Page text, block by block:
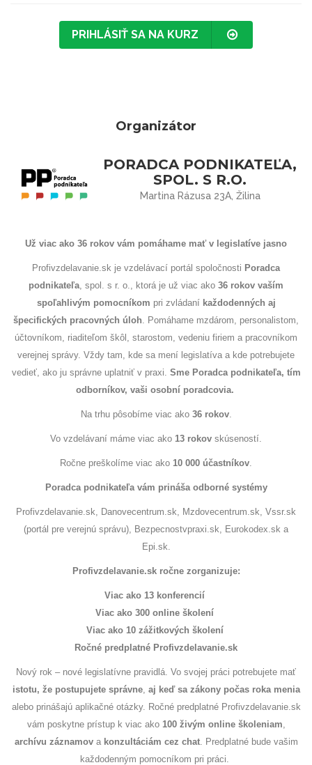
PRIHLÁSIŤ SA NA KURZ
Organizátor
PORADCA PODNIKATEĽA,
SPOL. S R.O.
Martina Rázusa 23A, Žilina
Už viac ako 36 rokov vám pomáhame mať v legislatíve jasno
Profivzdelavanie.sk je vzdelávací portál spoločnosti Poradca
podnikateľa , spol. s r. o., ktorá je už viac ako 36 rokov vaším
spoľahlivým pomocníkom pri zvládaní každodenných aj
špecifických pracovných úloh . Pomáhame mzdárom, personalistom,
účtovníkom, riaditeľom škôl, starostom, vedeniu firiem a pracovníkom
verejnej správy. Vždy tam, kde sa mení legislatíva a kde potrebujete
vedieť, ako ju správne uplatniť v praxi. Sme Poradca podnikateľa, tím
odborníkov, vaši osobní poradcovia.
Na trhu pôsobíme viac ako 36 rokov.
Vo vzdelávaní máme viac ako 13 rokov skúseností.
Ročne preškolíme viac ako 10 000 účastníkov
Poradca podnikateľa vám prináša odborné systémy
Profivzdelavanie.sk, Danovecentrum.sk, Mzdovecentrum.sk, Vssr.sk
(portál pre verejnú správu), Bezpecnostvpraxi.sk, Eurokodex.sk a
Epi.sk.
Profivzdelavanie.sk ročne zorganizuje:
Viac ako 13 konferencií
Viac ako 300 online školení
Viac ako 10 zážitkových školení
Ročné predplatné Profivzdelavanie.sk
Nový rok – nové legislatívne pravidlá. Vo svojej práci potrebujete mať
istotu, že postupujete správne, aj keď sa zákony počas roka menia
alebo prinášajú aplikačné otázky. Ročné predplatné Profivzdelavanie.sk
vám poskytne prístup k viac ako100 živým online školeniam
archívu záznamova konzultáciám cez chat. Predplatné bude vašim
každodenným pomocníkom pri práci.